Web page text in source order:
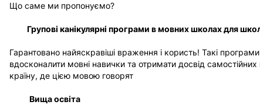
Що саме ми пропонуємо?
Групові канікулярні програми в мовних школах для
Гарантовано найяскравіші враження і користь! Такі
вдосконалити мовні навички та отримати досвід
країну, де цією мовою говорят
Вища освіта